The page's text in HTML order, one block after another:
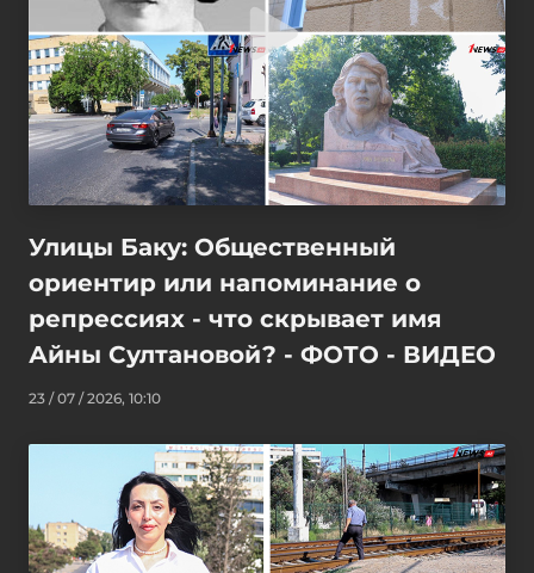
Улицы Баку: Общественный
ориентир или напоминание о
репрессиях - что скрывает имя
Айны Султановой? - ФОТО - ВИДЕО
23 / 07 / 2026, 10:10